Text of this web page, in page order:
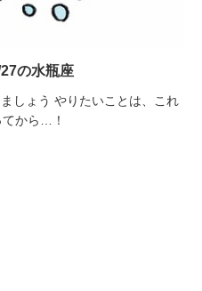
の水瓶座
しょう やりたいことは、これ
から…！